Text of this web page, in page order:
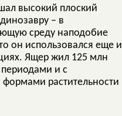
высокий плоский
– в
среду наподобие
он использовался еще и
Ящер жил 125 млн
и с
растительности